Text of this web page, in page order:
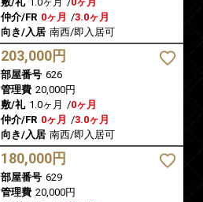
仲介/FR 0ヶ月 /3.0ヶ月
向き/入居 南西/即入居可
203,000円
部屋番号 626
管理費 20,000円
敷/礼 1.0ヶ月 /0ヶ月
仲介/FR 0ヶ月 /3.0ヶ月
向き/入居 南西/即入居可
180,000円
部屋番号 629
管理費 20,000円